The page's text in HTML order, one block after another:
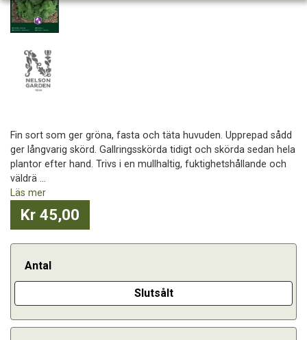
Fin sort som ger gröna, fasta och täta huvuden. Upprepad sådd
ger långvarig skörd. Gallringsskörda tidigt och skörda sedan hela
plantor efter hand. Trivs i en mullhaltig, fuktighetshållande och
väldrä ...
Läs mer
Kr 45,00
Antal
Slutsålt